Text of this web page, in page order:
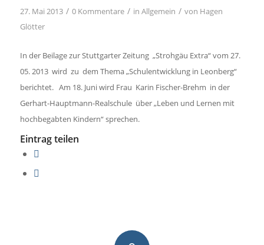
27. Mai 2013 / 0 Kommentare / in Allgemein / von Hagen
Glötter
In der Beilage zur Stuttgarter Zeitung „Strohgäu Extra“ vom 27.
05. 2013 wird zu dem Thema„Schulentwicklung in Leonberg“
berichtet. Am 18. Juni wird Frau Karin Fischer-Brehm in der
Gerhart-Hauptmann-Realschule über „Leben und Lernen mit
hochbegabten Kindern“ sprechen.
Eintrag teilen